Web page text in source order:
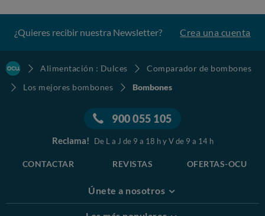
¿Quieres recibir nuestra Newsletter? Crea una cuenta
Alimentación : Dulces
Comparador de bombones
Los mejores bombones
Bombones
900 055 105
Reclama! De L a J de 9 a 18 h y V de 9 a 14 h
CONTACTAR REVISTAS OFERTAS-OCU
Únete a nosotros